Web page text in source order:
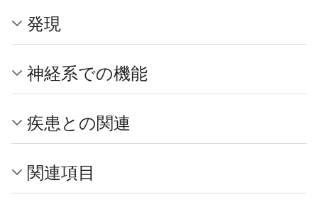
発現
神経系での機能
疾患との関連
関連項目